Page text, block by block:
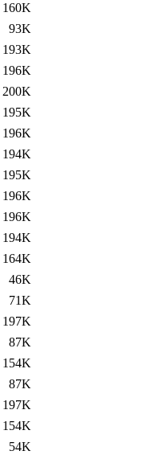
160K
93K
193K
196K
200K
195K
196K
194K
195K
196K
196K
194K
164K
46K
71K
197K
87K
154K
87K
197K
154K
54K